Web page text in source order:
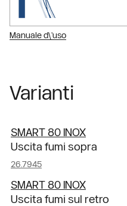
Manuale d\'uso
Varianti
SMART 80 INOX
Uscita fumi sopra
26.7945
SMART 80 INOX
Uscita fumi sul retro